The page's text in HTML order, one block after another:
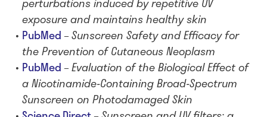
exposure and maintains healthy skin
PubMed –Sunscreen Safety and Efficacy for
the Prevention of Cutaneous Neoplasm
PubMed –Evaluation of the Biological Effect of
a Nicotinamide-Containing Broad-Spectrum
Sunscreen on Photodamaged Skin